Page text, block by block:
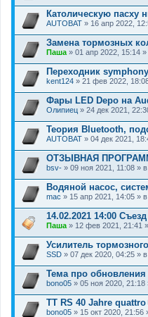
Католическую пасху
AUTOBAT » 16 апр 2022,
Замена тормозных
Паша » 01 апр 2022, 15:14
Переходник
kent124 » 21 фев 2022,
Фары LED Depo на
Олипиец » 24 дек 2021,
Теория Bluetooth,
AUTOBAT » 04 дек 2021,
ОТЗЫВНАЯ
bsv- » 09 ноя 2021, 11:08 »
Водяной насос,
mac » 15 апр 2021, 14:05 »
14.02.2021 14:00
Паша » 12 фев 2021, 21:41
Усилитель
SSD » 07 дек 2020, 04:25 »
Тема про обновления
bono05 » 05 ноя 2020,
TT RS 40 Jahre quattro
bono05 » 15 окт 2020,